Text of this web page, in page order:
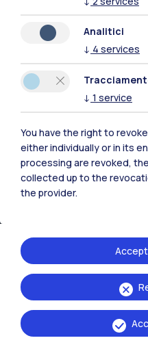
IT EN
Sedi
Milano Leonardo
Cremona
Lecco
Mantova
Analitici
↓ 4 services
↓ 1 service
You have the right to
either individually or in its
processing are revoked,
collected up to the
the provider.